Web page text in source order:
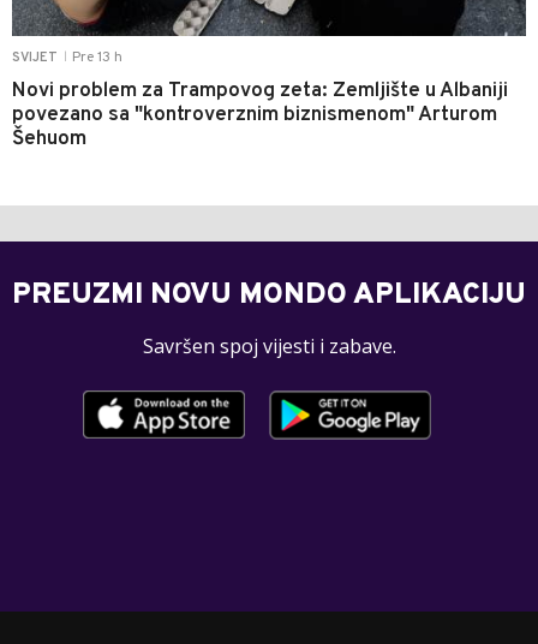
SVIJET Pre 13 h
Novi problem za Trampovog zeta: Zemljište u Albaniji
povezano sa "kontroverznim biznismenom" Arturom
Šehuom
PREUZMI NOVU MONDO APLIKACIJU
Savršen spoj vijesti i zabave.